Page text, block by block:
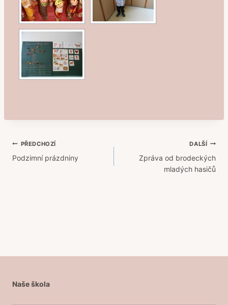
Navigace
pro
PŘEDCHOZÍ
Podzimní prázdniny
DALŠÍ
Zpráva od brodeckých
mladých hasičů
Naše škola